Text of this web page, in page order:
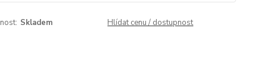
Skladem Hlídat cenu / dostupnost